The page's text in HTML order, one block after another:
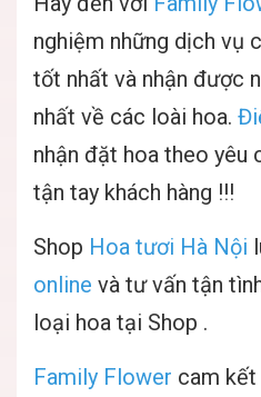
nghiệm những dịch vụ
tốt nhất và nhận được
nhất về các loài hoa.
nhận đặt hoa theo yêu
tận tay khách hàng !!!
Shop Hoa tươi Hà Nội
online và tư vấn tận
loại hoa tại Shop .
Family Flower cam kết